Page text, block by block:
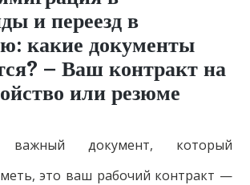
и переезд в
какие документы
– Ваш контракт на
или резюме
документ, который
это ваш рабочий контракт —